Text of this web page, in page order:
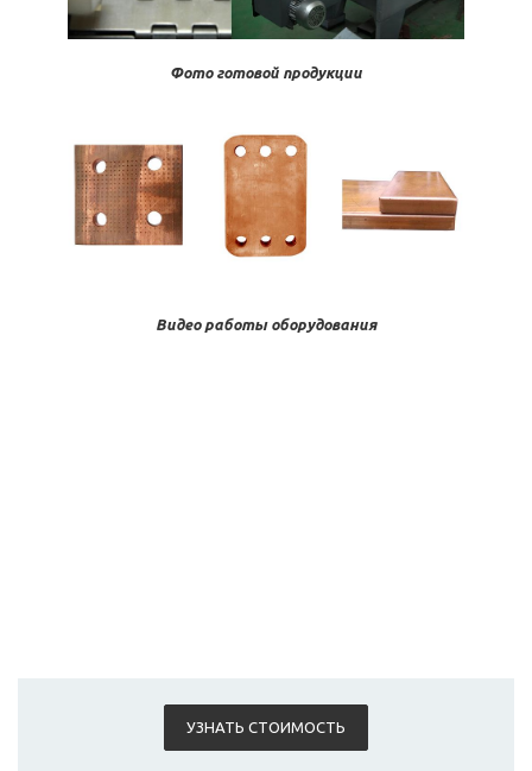
Фото готовой продукции
Видео работы оборудования
УЗНАТЬ СТОИМОСТЬ